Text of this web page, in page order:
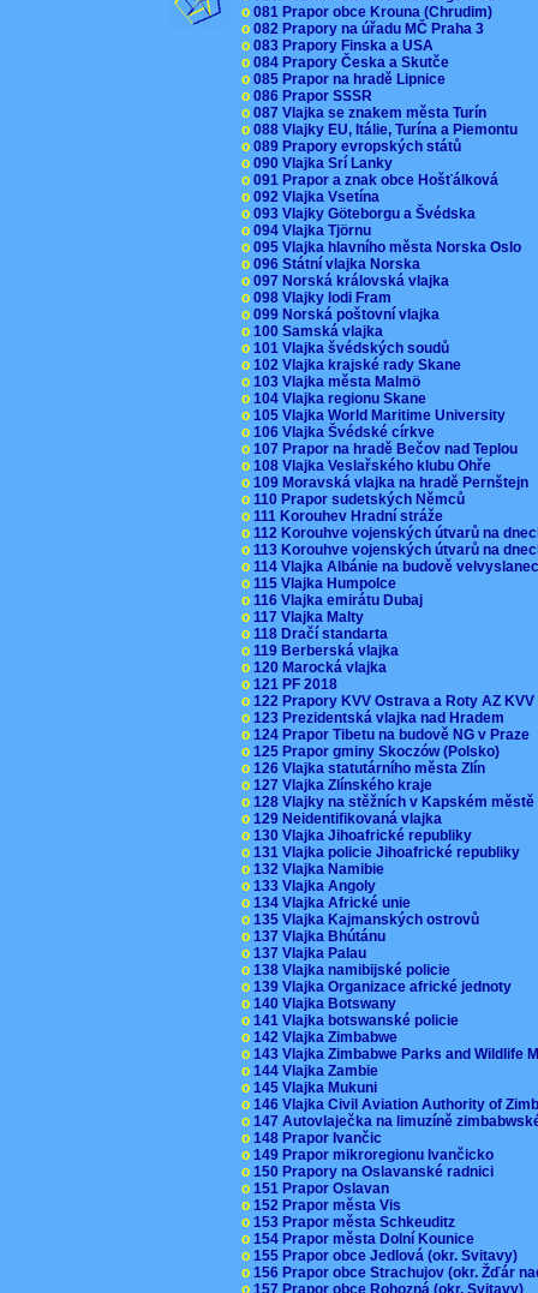
o 081 Prapor obce Krouna (Chrudim)
o 082 Prapory na úřadu MČ Praha 3
o 083 Prapory Finska a USA
o 084 Prapory Česka a Skutče
o 085 Prapor na hradě Lipnice
o 086 Prapor SSSR
o 087 Vlajka se znakem města Turín
o 088 Vlajky EU, Itálie, Turína a Piemontu
o 089 Prapory evropských států
o 090 Vlajka Srí Lanky
o 091 Prapor a znak obce Hošťálková
o 092 Vlajka Vsetína
o 093 Vlajky Göteborgu a Švédska
o 094 Vlajka Tjörnu
o 095 Vlajka hlavního města Norska Oslo
o 096 Státní vlajka Norska
o 097 Norská královská vlajka
o 098 Vlajky lodi Fram
o 099 Norská poštovní vlajka
o 100 Samská vlajka
o 101 Vlajka švédských soudů
o 102 Vlajka krajské rady Skane
o 103 Vlajka města Malmö
o 104 Vlajka regionu Skane
o 105 Vlajka World Maritime University
o 106 Vlajka Švédské církve
o 107 Prapor na hradě Bečov nad Teplou
o 108 Vlajka Veslařského klubu Ohře
o 109 Moravská vlajka na hradě Pernštejn
o 110 Prapor sudetských Němců
o 111 Korouhev Hradní stráže
o 112 Korouhve vojenských útvarů na
o 113 Korouhve vojenských útvarů na
o 114 Vlajka Albánie na budově
o 115 Vlajka Humpolce
o 116 Vlajka emirátu Dubaj
o 117 Vlajka Malty
o 118 Dračí standarta
o 119 Berberská vlajka
o 120 Marocká vlajka
o 121 PF 2018
o 122 Prapory KVV Ostrava a Roty AZ
o 123 Prezidentská vlajka nad Hradem
o 124 Prapor Tibetu na budově NG v Praze
o 125 Prapor gminy Skoczów (Polsko)
o 126 Vlajka statutárního města Zlín
o 127 Vlajka Zlínského kraje
o 128 Vlajky na stěžních v Kapském
o 129 Neidentifikovaná vlajka
o 130 Vlajka Jihoafrické republiky
o 131 Vlajka policie Jihoafrické republiky
o 132 Vlajka Namibie
o 133 Vlajka Angoly
o 134 Vlajka Africké unie
o 135 Vlajka Kajmanských ostrovů
o 137 Vlajka Bhútánu
o 137 Vlajka Palau
o 138 Vlajka namibijské policie
o 139 Vlajka Organizace africké jednoty
o 140 Vlajka Botswany
o 141 Vlajka botswanské policie
o 142 Vlajka Zimbabwe
o 143 Vlajka Zimbabwe Parks and Wildlife
o 144 Vlajka Zambie
o 145 Vlajka Mukuni
o 146 Vlajka Civil Aviation Authority of
o 147 Autovlaječka na limuzíně
o 148 Prapor Ivančic
o 149 Prapor mikroregionu Ivančicko
o 150 Prapory na Oslavanské radnici
o 151 Prapor Oslavan
o 152 Prapor města Vis
o 153 Prapor města Schkeuditz
o 154 Prapor města Dolní Kounice
o 155 Prapor obce Jedlová (okr. Svitavy)
o 156 Prapor obce Strachujov (okr. Žďár
o 157 Prapor obce Rohozná (okr. Svitavy)